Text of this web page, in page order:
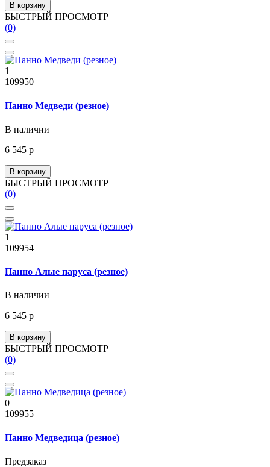
В корзину
БЫСТРЫЙ ПРОСМОТР
(0)
1
109950
Панно Медведи (резное)
В наличии
6 545 р
В корзину
БЫСТРЫЙ ПРОСМОТР
(0)
1
109954
Панно Алые паруса (резное)
В наличии
6 545 р
В корзину
БЫСТРЫЙ ПРОСМОТР
(0)
0
109955
Панно Медведица (резное)
Предзаказ